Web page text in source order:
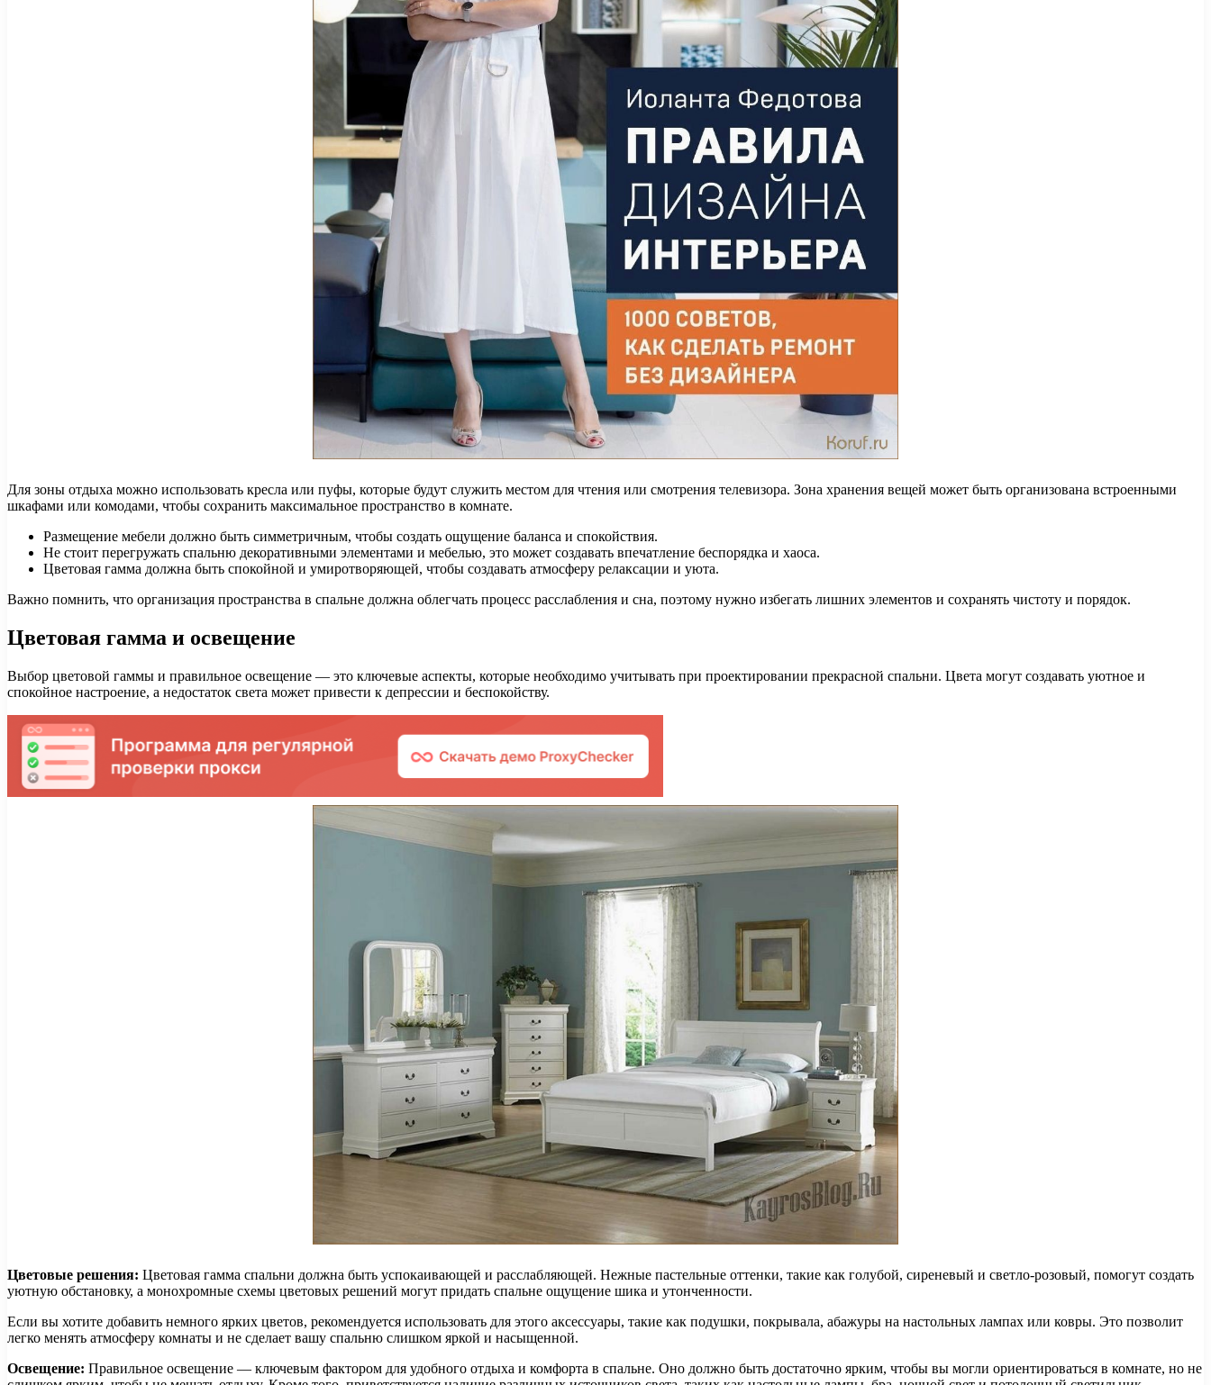
Для зоны отдыха можно использовать кресла или пуфы, которые будут служить местом для чтения или смотрения телевизора. Зона хранения вещей может быть организована встроенными
шкафами или комодами, чтобы сохранить максимальное пространство в комнате.
Размещение мебели должно быть симметричным, чтобы создать ощущение баланса и спокойствия.
Не стоит перегружать спальню декоративными элементами и мебелью, это может создавать впечатление беспорядка и хаоса.
Цветовая гамма должна быть спокойной и умиротворяющей, чтобы создавать атмосферу релаксации и уюта.
Важно помнить, что организация пространства в спальне должна облегчать процесс расслабления и сна, поэтому нужно избегать лишних элементов и сохранять чистоту и порядок.
Цветовая гамма и освещение
Выбор цветовой гаммы и правильное освещение — это ключевые аспекты, которые необходимо учитывать при проектировании прекрасной спальни. Цвета могут создавать уютное и
спокойное настроение, а недостаток света может привести к депрессии и беспокойству.
Цветовые решения: Цветовая гамма спальни должна быть успокаивающей и расслабляющей. Нежные пастельные оттенки, такие как голубой, сиреневый и светло-розовый, помогут создать
уютную обстановку, а монохромные схемы цветовых решений могут придать спальне ощущение шика и утонченности.
Если вы хотите добавить немного ярких цветов, рекомендуется использовать для этого аксессуары, такие как подушки, покрывала, абажуры на настольных лампах или ковры. Это позволит
легко менять атмосферу комнаты и не сделает вашу спальню слишком яркой и насыщенной.
Освещение: Правильное освещение — ключевым фактором для удобного отдыха и комфорта в спальне. Оно должно быть достаточно ярким, чтобы вы могли ориентироваться в комнате, но не